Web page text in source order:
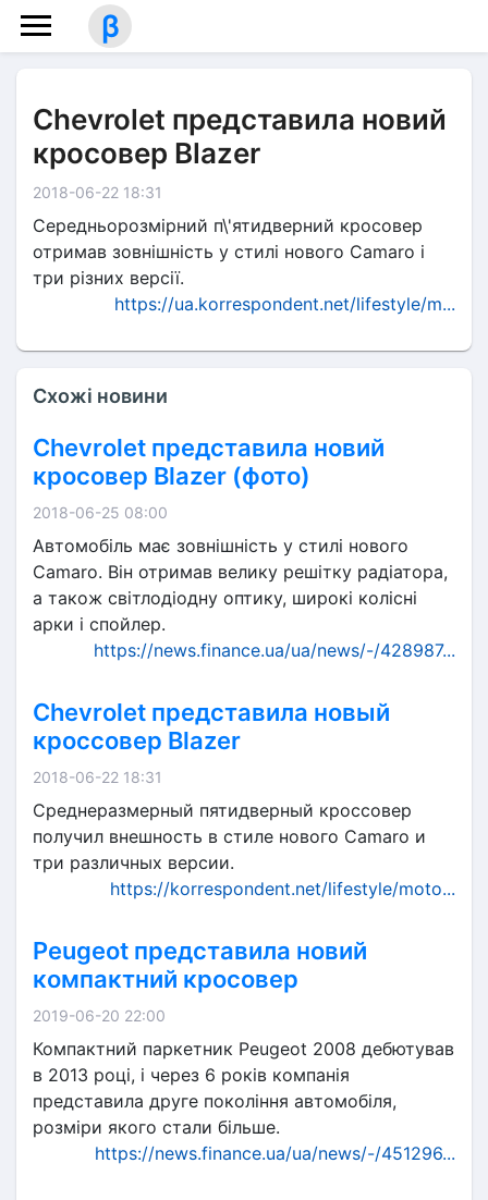
β
Chevrolet представила новий
кросовер Blazer
2018-06-22 18:31
Середньорозмірний п\'ятидверний кросовер
отримав зовнішність у стилі нового Camaro і
три різних версії.
https://ua.korrespondent.net/lifestyle/m...
Схожі новини
Chevrolet представила новий
кросовер Blazer (фото)
2018-06-25 08:00
Автомобіль має зовнішність у стилі нового
Camaro. Він отримав велику решітку радіатора,
а також світлодіодну оптику, широкі колісні
арки і спойлер.
https://news.finance.ua/ua/news/-/428987...
Chevrolet представила новый
кроссовер Blazer
2018-06-22 18:31
Среднеразмерный пятидверный кроссовер
получил внешность в стиле нового Camaro и
три различных версии.
https://korrespondent.net/lifestyle/moto...
Peugeot представила новий
компактний кросовер
2019-06-20 22:00
Компактний паркетник Peugeot 2008 дебютував
в 2013 році, і через 6 років компанія
представила друге покоління автомобіля,
розміри якого стали більше.
https://news.finance.ua/ua/news/-/451296...